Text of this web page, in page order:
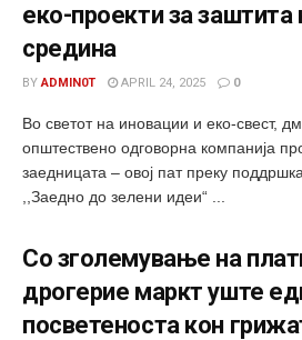
еко-проекти за
средина
BY ADMIN0T APRIL 24, 2025 0
Во светот на иновации и еко-свест,
општествено одговорна компанија
заедницата – овој пат преку
,,Заедно до зелени идеи“ ...
Со зголемување на
дрогерие маркт уште
посветеноста кон